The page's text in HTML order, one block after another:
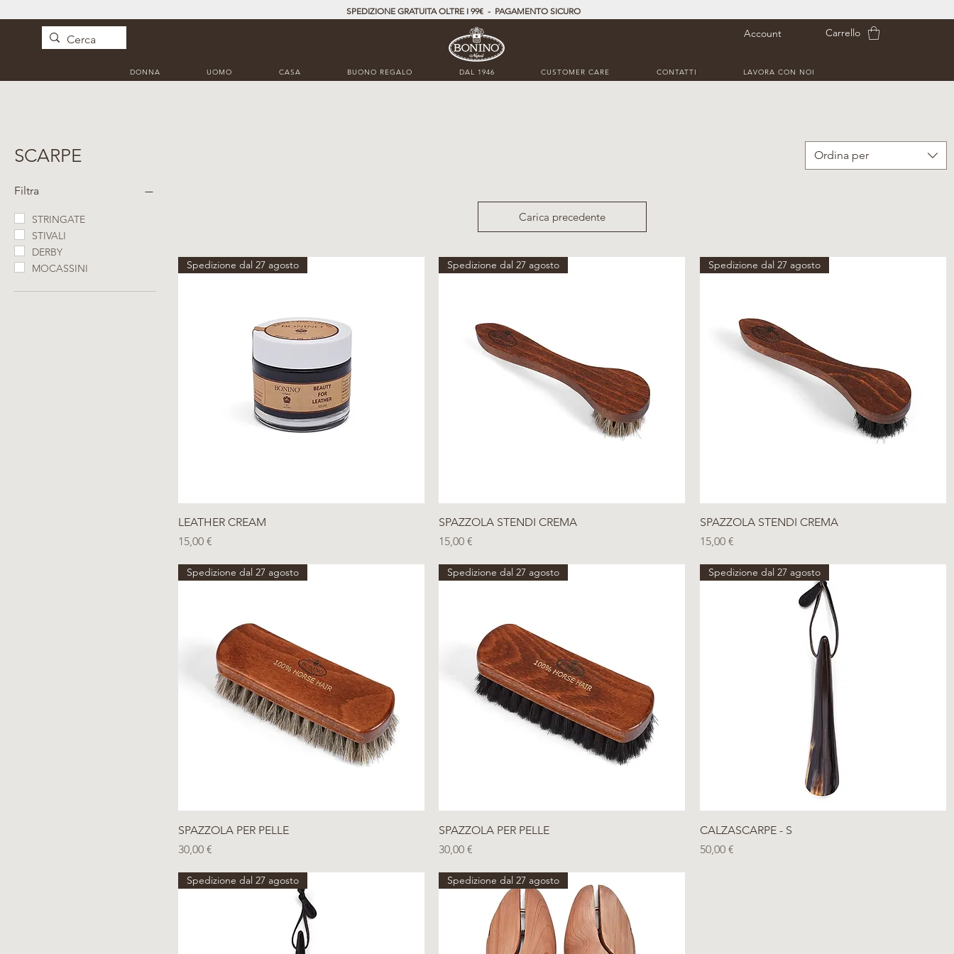
SPEDIZIONE GRATUITA OLTRE I 99€ - PAGAMENTO SICURO
Account Carrello
DONNA UOMO CASA BUONO REGALO DAL 1946 CUSTOMER CARE CONTATTI LAVORA CON NOI
SCARPE
Filtra
STRINGATE
STIVALI
DERBY
MOCASSINI
Ordina per
Carica precedente
Spedizione dal 27 agosto
LEATHER CREAM
Prezzo
15,00 €
Vista rapida
Spedizione dal 27 agosto
SPAZZOLA STENDI CREMA
Prezzo
15,00 €
Vista rapida
Spedizione dal 27 agosto
SPAZZOLA STENDI CREMA
Prezzo
15,00 €
Vista rapida
Spedizione dal 27 agosto
SPAZZOLA PER PELLE
Prezzo
30,00 €
Vista rapida
Spedizione dal 27 agosto
SPAZZOLA PER PELLE
Prezzo
30,00 €
Spedizione dal 27 agosto
CALZASCARPE - S
Prezzo
50,00 €
Spedizione dal 27 agosto Spedizione dal 27 agosto